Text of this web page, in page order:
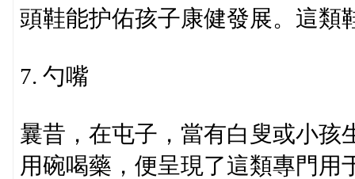
頭鞋能护佑孩子康健發展。這類
7. 勺嘴
曩昔，在屯子，當有白叟或小孩
用碗喝藥，便呈現了這類專門用